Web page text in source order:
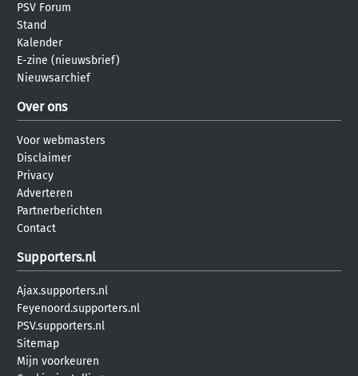
PSV Forum
Stand
Kalender
E-zine (nieuwsbrief)
Nieuwsarchief
Over ons
Voor webmasters
Disclaimer
Privacy
Adverteren
Partnerberichten
Contact
Supporters.nl
Ajax.supporters.nl
Feyenoord.supporters.nl
PSV.supporters.nl
Sitemap
Mijn voorkeuren